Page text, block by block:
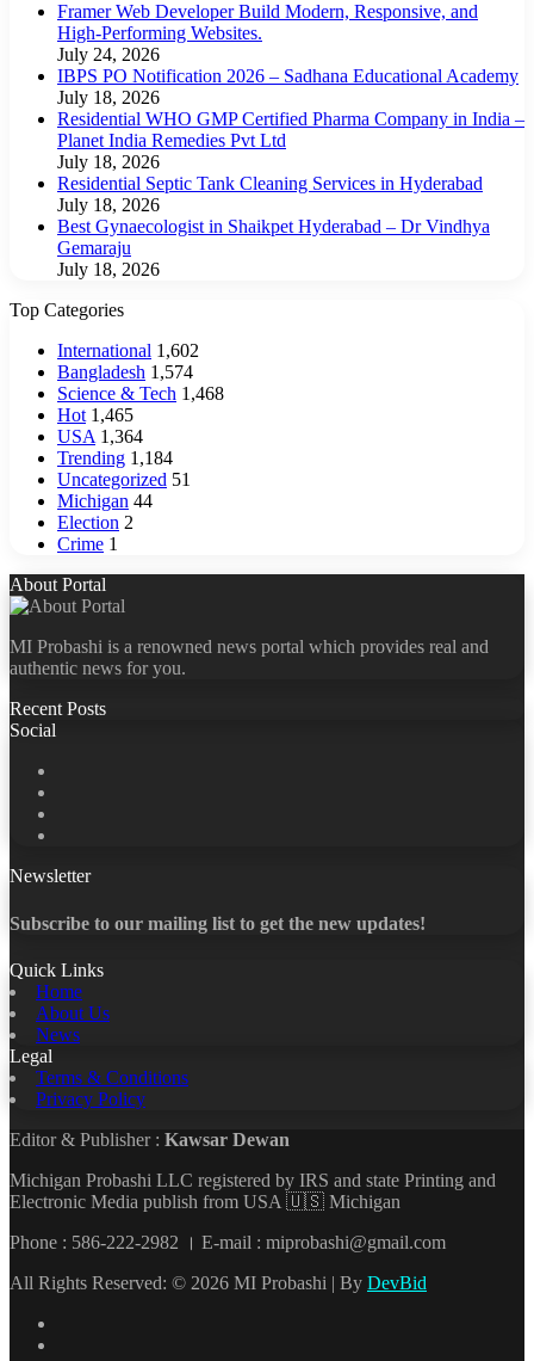
Framer Web Developer Build Modern, Responsive, and
High-Performing Websites.
July 24, 2026
IBPS PO Notification 2026 – Sadhana Educational Academy
July 18, 2026
Residential WHO GMP Certified Pharma Company in India –
Planet India Remedies Pvt Ltd
July 18, 2026
Residential Septic Tank Cleaning Services in Hyderabad
July 18, 2026
Best Gynaecologist in Shaikpet Hyderabad – Dr Vindhya
Gemaraju
July 18, 2026
Top Categories
International 1,602
Bangladesh 1,574
Science & Tech 1,468
Hot 1,465
USA 1,364
Trending 1,184
Uncategorized 51
Michigan 44
Election 2
Crime 1
About Portal
MI Probashi is a renowned news portal which provides real and
authentic news for you.
Recent Posts
Social
Newsletter
Subscribe to our mailing list to get the new updates!
Quick Links
Home
About Us
News
Legal
Terms & Conditions
Privacy Policy
Editor & Publisher : Kawsar Dewan
Michigan Probashi LLC registered by IRS and state Printing and
Electronic Media publish from USA 🇺🇸 Michigan
Phone : 586-222-2982 । E-mail : miprobashi@gmail.com
All Rights Reserved: © 2026 MI Probashi | By DevBid